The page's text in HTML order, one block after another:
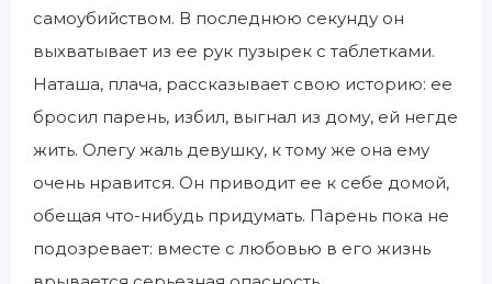
самоубийством. В последнюю секунду он
выхватывает из ее рук пузырек с таблетками.
Наташа, плача, рассказывает свою историю: ее
бросил парень, избил, выгнал из дому, ей негде
жить. Олегу жаль девушку, к тому же она ему
очень нравится. Он приводит ее к себе домой,
обещая что-нибудь придумать. Парень пока не
подозревает: вместе с любовью в его жизнь